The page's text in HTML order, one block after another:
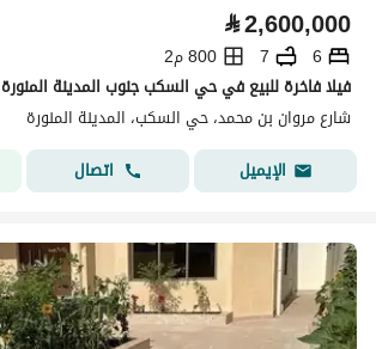
⃁2,600,000
6
7
800 م2
فيلا فاخرة للبيع في حي السكب جنوب المدينة المنورة
شارع مروان بن محمد، حي السكب، المدينة المنورة
الإيميل
اتصال